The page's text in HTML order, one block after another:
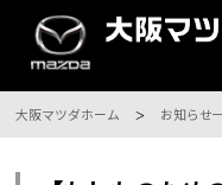
大阪マツダホーム お知らせ